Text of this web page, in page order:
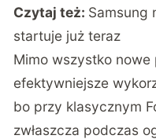
Czytaj też: Samsung
startuje już teraz
Mimo wszystko
efektywniejsze
bo przy klasycznym
zwłaszcza podczas